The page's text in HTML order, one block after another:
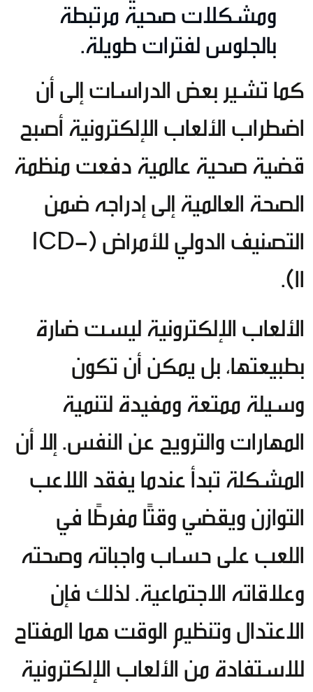
ومشكلات صحية مرتبطة
بالجلوس لفترات طويلة.
كما تشير بعض الدراسات إلى أن
اضطراب الألعاب الإلكترونية أصبح
قضية صحية عالمية دفعت منظمة
الصحة العالمية إلى إدراجه ضمن
التصنيف الدولي للأمراض (ICD-
11).
الألعاب الإلكترونية ليست ضارة
بطبيعتها، بل يمكن أن تكون
وسيلة ممتعة ومفيدة لتنمية
المهارات والترويح عن النفس. إلا أن
المشكلة تبدأ عندما يفقد اللاعب
التوازن ويقضي وقتًا مفرطًا في
اللعب على حساب واجباته وصحته
وعلاقاته الاجتماعية. لذلك فإن
الاعتدال وتنظيم الوقت هما المفتاح
للاستفادة من الألعاب الإلكترونية